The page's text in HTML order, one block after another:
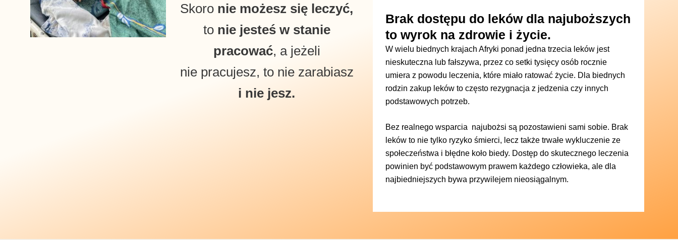
Skoro nie możesz się leczyć,
to nie jesteś w stanie
pracować, a jeżeli
nie pracujesz, to nie zarabiasz
i nie jesz.
Brak dostępu do leków dla najuboższych
to wyrok na zdrowie i życie.
W wielu biednych krajach Afryki ponad jedna trzecia leków jest
nieskuteczna lub fałszywa, przez co setki tysięcy osób rocznie
umiera z powodu leczenia, które miało ratować życie. Dla biednych
rodzin zakup leków to często rezygnacja z jedzenia czy innych
podstawowych potrzeb.
Bez realnego wsparcia najubożsi są pozostawieni sami sobie. Brak
leków to nie tylko ryzyko śmierci, lecz także trwałe wykluczenie ze
społeczeństwa i błędne koło biedy. Dostęp do skutecznego leczenia
powinien być podstawowym prawem każdego człowieka, ale dla
najbiedniejszych bywa przywilejem nieosiągalnym.